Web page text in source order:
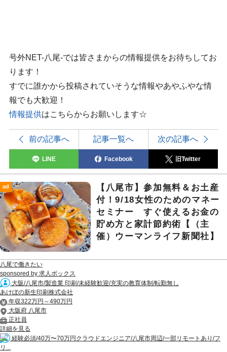
号外NET-八尾-では皆さまからの情報提供をお待ちしてお
ります！
すでに誰かから投稿されていそうな情報やあやふやな情
報でも大歓迎！
情報提供はこちらからお願いします☆
前の記事へ 記事一覧へ 次の記事へ
LINE Facebook 旧Twitter
ad
【八尾市】参加無料＆お土産
付！9/18女性のためのマネー
セミナー すぐ使えるお金の
貯め方と家計節約術【（主
催）ウーマンライフ新聞社】
八尾で働きたい
sponsored by 求人ボックス
大阪/八尾市/製造業 印刷/未経験歓迎/充実の教育体制/転勤無し
あけぼの新生印刷株式会社
年収322万円～490万円
大阪府 八尾市
正社員
詳細を見る
経験必須/40万〜70万円クラウドエンジニア/八尾市周辺/一部リモートあり/フ
リ...